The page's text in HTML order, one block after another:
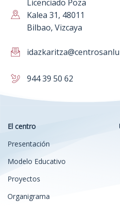
Licenciado Poza
Kalea 31, 48011
Bilbao, Vizcaya
944 39 50 62
El centro
Presentación
Modelo Educativo
Proyectos
Organigrama